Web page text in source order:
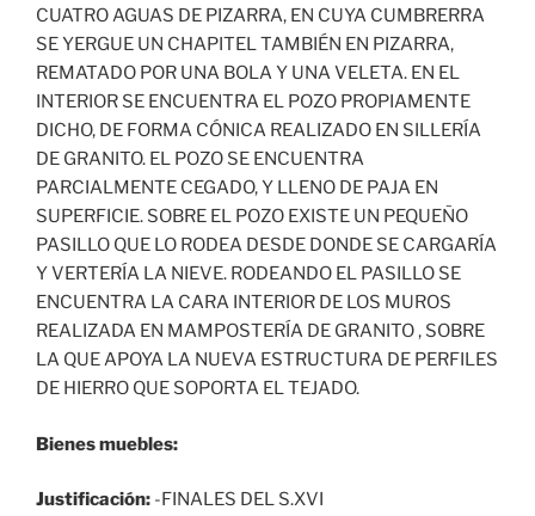
CUATRO AGUAS DE PIZARRA, EN CUYA CUMBRERRA
SE YERGUE UN CHAPITEL TAMBIÉN EN PIZARRA,
REMATADO POR UNA BOLA Y UNA VELETA. EN EL
INTERIOR SE ENCUENTRA EL POZO PROPIAMENTE
DICHO, DE FORMA CÓNICA REALIZADO EN SILLERÍA
DE GRANITO. EL POZO SE ENCUENTRA
PARCIALMENTE CEGADO, Y LLENO DE PAJA EN
SUPERFICIE. SOBRE EL POZO EXISTE UN PEQUEÑO
PASILLO QUE LO RODEA DESDE DONDE SE CARGARÍA
Y VERTERÍA LA NIEVE. RODEANDO EL PASILLO SE
ENCUENTRA LA CARA INTERIOR DE LOS MUROS
REALIZADA EN MAMPOSTERÍA DE GRANITO , SOBRE
LA QUE APOYA LA NUEVA ESTRUCTURA DE PERFILES
DE HIERRO QUE SOPORTA EL TEJADO.
Bienes muebles:
Justificación: -FINALES DEL S.XVI